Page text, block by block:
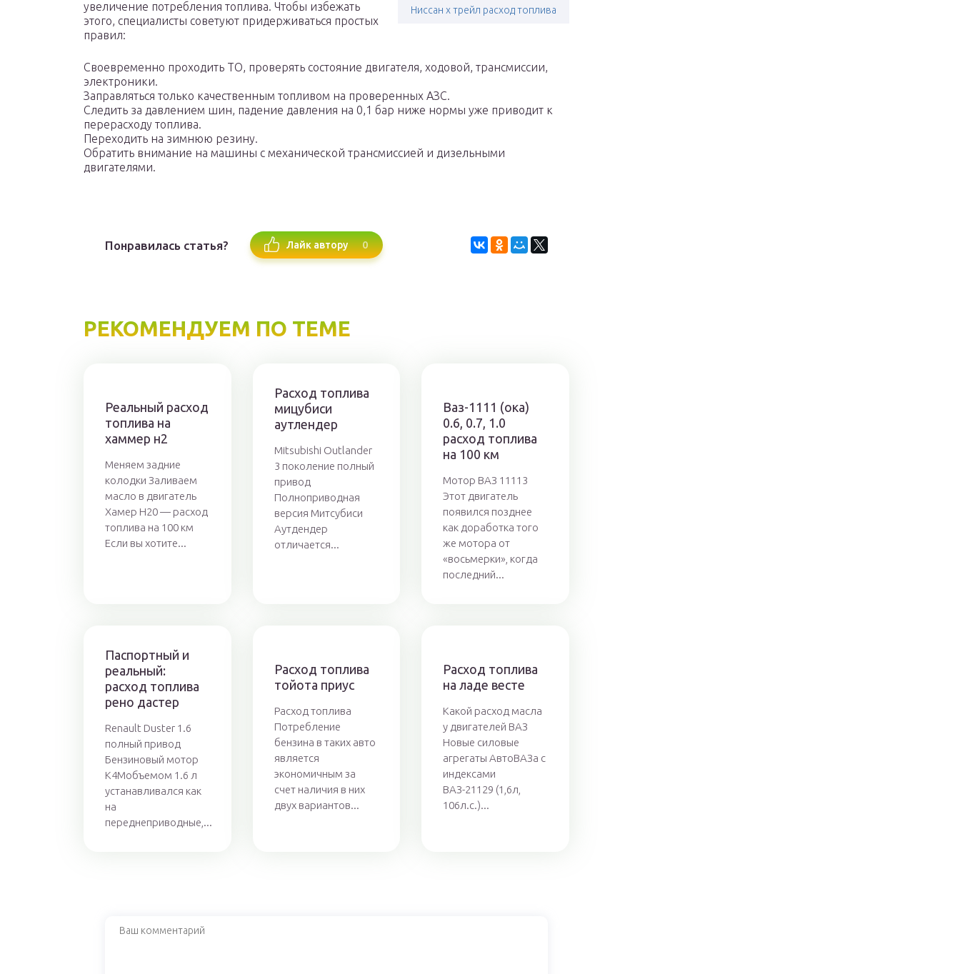
Ниссан х трейл расход топлива
увеличение потребления топлива. Чтобы избежать
этого, специалисты советуют придерживаться простых
правил:
Своевременно проходить ТО, проверять состояние двигателя, ходовой, трансмиссии,
электроники.
Заправляться только качественным топливом на проверенных АЗС.
Следить за давлением шин, падение давления на 0,1 бар ниже нормы уже приводит к
перерасходу топлива.
Переходить на зимнюю резину.
Обратить внимание на машины с механической трансмиссией и дизельными
двигателями.
Понравилась статья? Лайк автору 0
РЕКОМЕНДУЕМ ПО ТЕМЕ
Реальный расход
топлива на
хаммер н2
Меняем задние
колодки Заливаем
масло в двигатель
Хамер Н20 — расход
топлива на 100 км
Если вы хотите...
Расход топлива
мицубиси
аутлендер
Mitsubishi Outlander
3 поколение полный
привод
Полноприводная
версия Митсубиси
Аутдендер
отличается...
Ваз-1111 (ока)
0.6, 0.7, 1.0
расход топлива
на 100 км
Мотор ВАЗ 11113
Этот двигатель
появился позднее
как доработка того
же мотора от
«восьмерки», когда
последний...
Паспортный и
реальный:
расход топлива
рено дастер
Renault Duster 1.6
полный привод
Бензиновый мотор
K4Mобъемом 1.6 л
устанавливался как
на
переднеприводные,...
Расход топлива
тойота приус
Расход топлива
Потребление
бензина в таких авто
является
экономичным за
счет наличия в них
двух вариантов...
Расход топлива
на ладе весте
Какой расход масла
у двигателей ВАЗ
Новые силовые
агрегаты АвтоВАЗа с
индексами
ВАЗ-21129 (1,6л,
106л.с.)...